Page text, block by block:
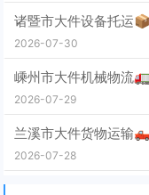
诸暨市大件设备托运
2026-07-30
嵊州市大件机械物流
2026-07-29
兰溪市大件货物运输
2026-07-28